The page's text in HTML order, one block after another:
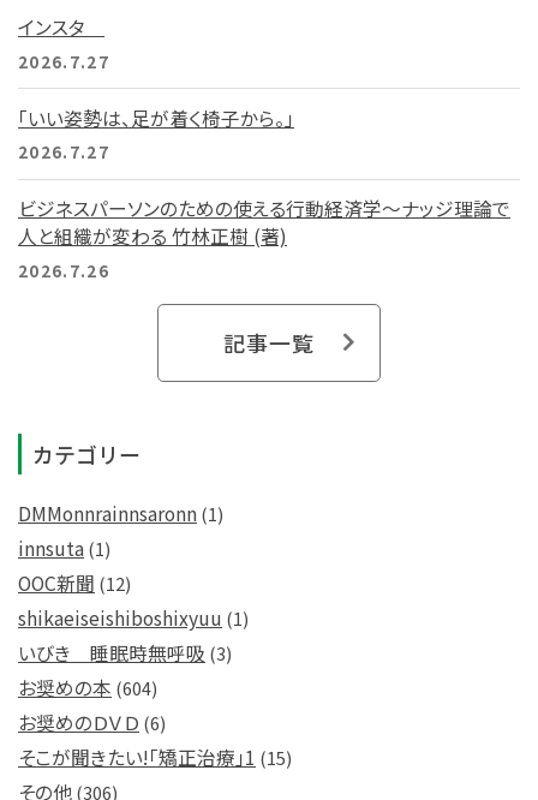
インスタ
2026.7.27
「いい姿勢は、足が着く椅子から。」
2026.7.27
ビジネスパーソンのための使える行動経済学～ナッジ理論で
人と組織が変わる 竹林正樹 (著)
2026.7.26
記事一覧
カテゴリー
DMMonnrainnsaronn(1)
innsuta(1)
OOC新聞 (12)
shikaeiseishiboshixyuu (1)
いびき 睡眠時無呼吸 (3)
お奨めの本 (604)
お奨めのＤＶＤ (6)
そこが聞きたい!「矯正治療」1 (15)
その他(306)